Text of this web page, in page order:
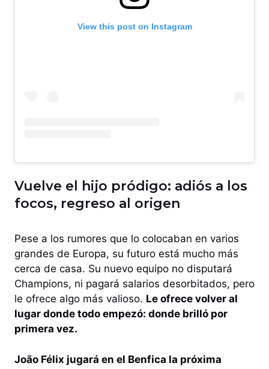
View this post on Instagram
Vuelve el hijo pródigo: adiós a los
focos, regreso al origen
Pese a los rumores que lo colocaban en varios
grandes de Europa, su futuro está mucho más
cerca de casa. Su nuevo equipo no disputará
Champions, ni pagará salarios desorbitados, pero
le ofrece algo más valioso. Le ofrece volver al
lugar donde todo empezó: donde brilló por
primera vez.
João Félix jugará en el Benfica la próxima